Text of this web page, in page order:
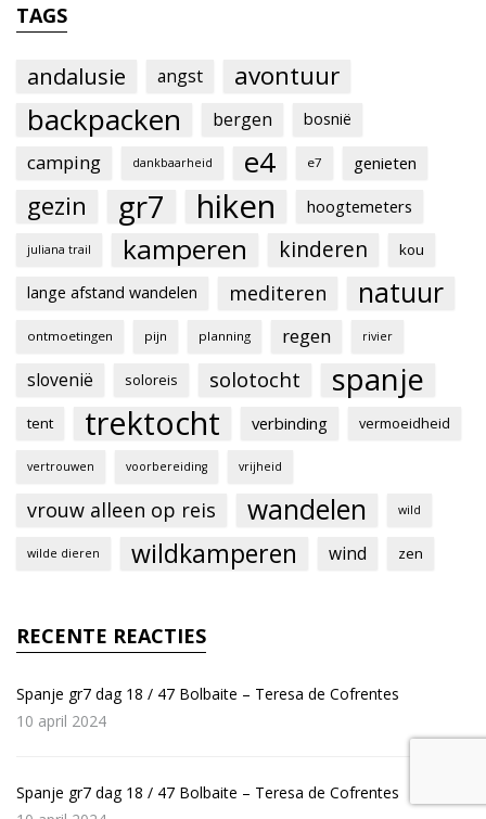
TAGS
andalusie angst avontuur
backpacken bergen bosnië
camping dankbaarheid e4 e7 genieten
gezin gr7 hiken hoogtemeters
juliana trail kamperen kinderen kou
lange afstand wandelen mediteren natuur
ontmoetingen pijn planning regen rivier
slovenië soloreis solotocht spanje
tent trektocht verbinding vermoeidheid
vertrouwen voorbereiding vrijheid
vrouw alleen op reis wandelen wild
wilde dieren wildkamperen wind zen
RECENTE REACTIES
Spanje gr7 dag 18 / 47 Bolbaite – Teresa de Cofrentes
10 april 2024
Spanje gr7 dag 18 / 47 Bolbaite – Teresa de Cofrentes